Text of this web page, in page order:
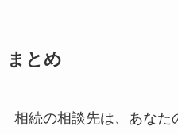
まとめ
相続の相談先は、あなた